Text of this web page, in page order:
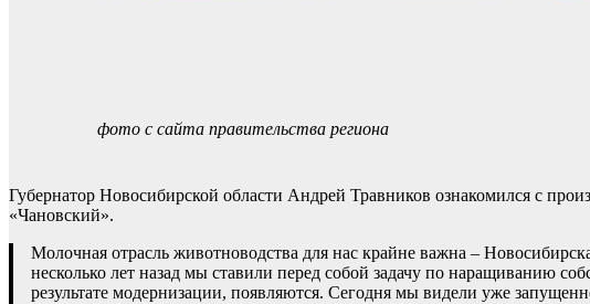
фото с сайта правительства региона
Губернатор Новосибирской области Андрей Травников ознакомился с
«Чановский».
Молочная отрасль животноводства для нас крайне важна –
несколько лет назад мы ставили перед собой задачу по наращиванию
результате модернизации, появляются. Сегодня мы видели уже